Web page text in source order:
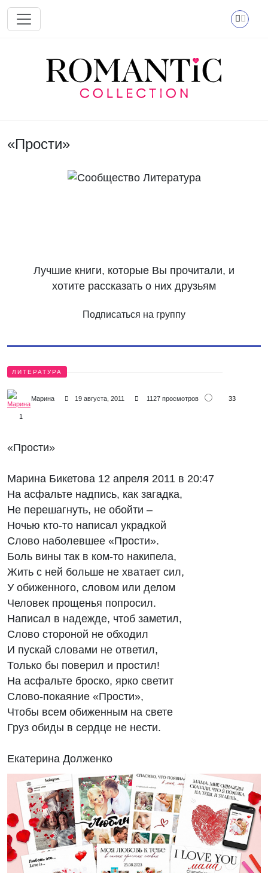
Перейти к основному содержанию
«Прости»
Лучшие книги, которые Вы прочитали, и
хотите рассказать о них друзьям
Подписаться на группу
ЛИТЕРАТУРА
Марина 19 августа, 2011 1127 просмотров 33
1
«Прости»
Марина Бикетова 12 апреля 2011 в 20:47
На асфальте надпись, как загадка,
Не перешагнуть, не обойти –
Ночью кто-то написал украдкой
Слово наболевшее «Прости».
Боль вины так в ком-то накипела,
Жить с ней больше не хватает сил,
У обиженного, словом или делом
Человек прощенья попросил.
Написал в надежде, чтоб заметил,
Слово стороной не обходил
И пускай словами не ответил,
Только бы поверил и простил!
На асфальте броско, ярко светит
Слово-покаяние «Прости»,
Чтобы всем обиженным на свете
Груз обиды в сердце не нести.
Екатерина Долженко